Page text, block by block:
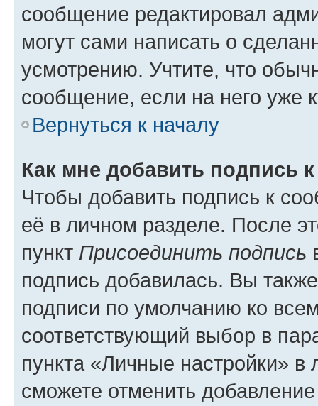
сообщение редактировал
могут сами написать о
усмотрению. Учтите, что
сообщение, если на него уже
Вернуться к началу
Как мне добавить подпись
Чтобы добавить подпись к
её в личном разделе. После
пункт Присоединить подпись
подпись добавилась. Вы
подписи по умолчанию ко
соответствующий выбор в
пункта «Личные настройки»
сможете отменить